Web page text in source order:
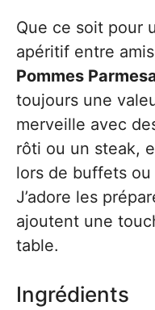
Que ce soit pour
apéritif entre
Pommes
toujours une
merveille avec
rôti ou un steak,
lors de buffets
J’adore les
ajoutent une
table.
Ingrédients